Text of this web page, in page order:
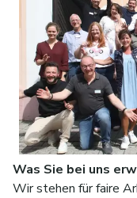
Was Sie bei uns
Wir stehen für faire